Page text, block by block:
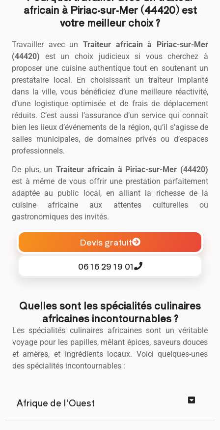
africain à Piriac-sur-Mer (44420) est
votre meilleur choix ?
Travailler avec un Traiteur africain à Piriac-sur-Mer
(44420) est un choix judicieux si vous cherchez à
proposer une cuisine authentique tout en soutenant un
prestataire local. En choisissant un traiteur implanté
dans la ville, vous bénéficiez d’une meilleure réactivité,
d’une logistique optimisée et de frais de déplacement
réduits. C’est aussi l’assurance d’un service qui connaît
bien les lieux d’événements de la région, qu’il s’agisse de
salles municipales, de domaines privés ou d’espaces
professionnels.
De plus, unTraiteur africain à Piriac-sur-Mer (44420)
est à même de vous offrir une prestation parfaitement
adaptée au public local, en alliant la richesse de la
cuisine africaine aux attentes culturelles ou
gastronomiques des invités.
Devis gratuit
06 16 29 19 01
Quelles sont les spécialités culinaires
africaines incontournables ?
Les spécialités culinaires africaines sont un véritable
voyage pour les papilles, mêlant épices, saveurs douces
et amères, et ingrédients locaux. Voici quelques-unes
des spécialités incontournables :
Afrique de l'Ouest